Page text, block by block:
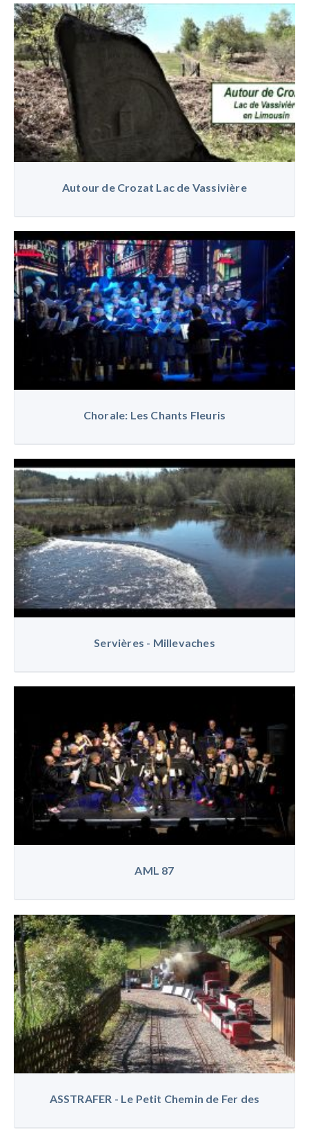
Autour de Crozat Lac de Vassivière
Chorale: Les Chants Fleuris
Servières - Millevaches
AML 87
ASSTRAFER - Le Petit Chemin de Fer des